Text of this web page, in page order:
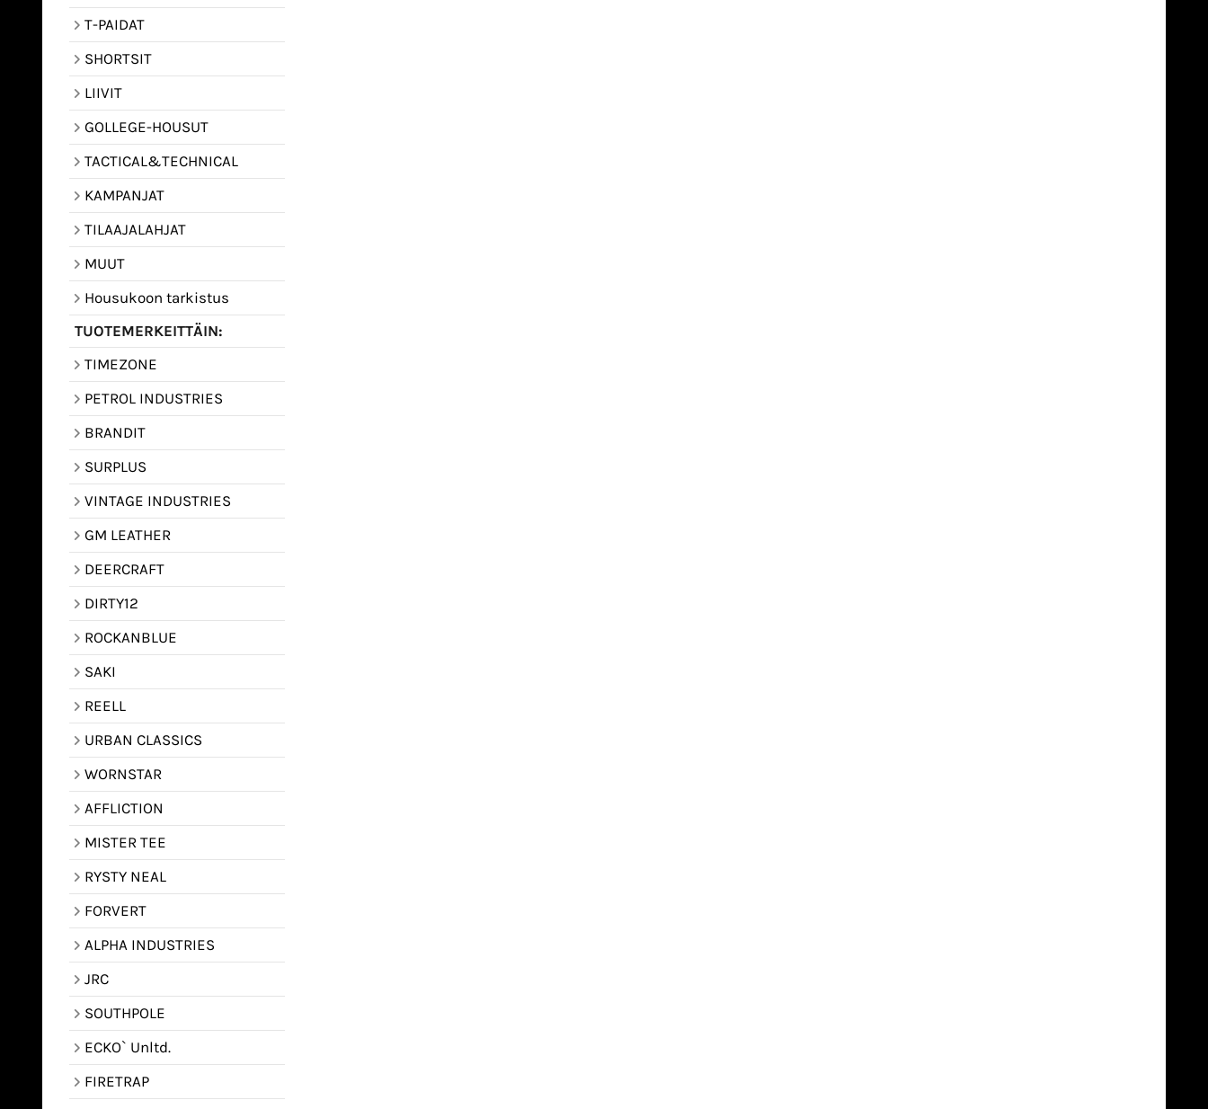
T-PAIDAT
SHORTSIT
LIIVIT
GOLLEGE-HOUSUT
TACTICAL&TECHNICAL
KAMPANJAT
TILAAJALAHJAT
MUUT
Housukoon tarkistus
TUOTEMERKEITTÄIN:
TIMEZONE
PETROL INDUSTRIES
BRANDIT
SURPLUS
VINTAGE INDUSTRIES
GM LEATHER
DEERCRAFT
DIRTY12
ROCKANBLUE
SAKI
REELL
URBAN CLASSICS
WORNSTAR
AFFLICTION
MISTER TEE
RYSTY NEAL
FORVERT
ALPHA INDUSTRIES
JRC
SOUTHPOLE
ECKO` Unltd.
FIRETRAP